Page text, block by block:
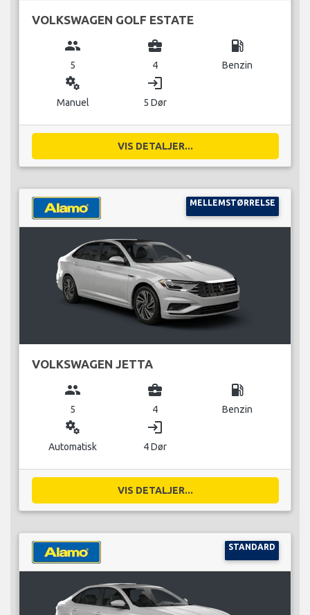
VOLKSWAGEN GOLF ESTATE
group
5
business_center
4
local_gas_station
Benzin
miscellaneous_services
Manuel
login
5 Dør
VIS DETALJER...
MELLEMSTØRRELSE
VOLKSWAGEN JETTA
group
5
business_center
4
local_gas_station
Benzin
miscellaneous_services
Automatisk
login
4 Dør
VIS DETALJER...
STANDARD